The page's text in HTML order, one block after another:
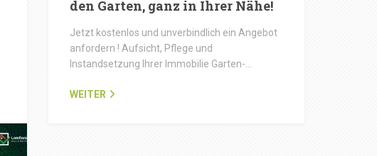
den Garten, ganz in Ihrer Nähe!
Jetzt kostenlos und unverbindlich ein Angebot
anfordern ! Aufsicht, Pflege und
Instandsetzung Ihrer Immobilie Garten-…
WEITER